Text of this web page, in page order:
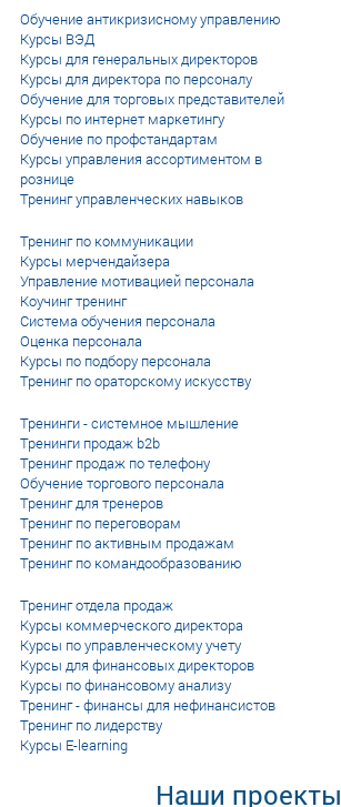
Обучение антикризисному управлению
Курсы ВЭД
Курсы для генеральных директоров
Курсы для директора по персоналу
Обучение для торговых представителей
Курсы по интернет маркетингу
Обучение по профстандартам
Курсы управления ассортиментом в
рознице
Тренинг управленческих навыков
Тренинг по коммуникации
Курсы мерчендайзера
Управление мотивацией персонала
Коучинг тренинг
Система обучения персонала
Оценка персонала
Курсы по подбору персонала
Тренинг по ораторскому искусству
Тренинги - системное мышление
Тренинги продаж b2b
Тренинг продаж по телефону
Обучение торгового персонала
Тренинг для тренеров
Тренинг по переговорам
Тренинг по активным продажам
Тренинг по командообразованию
Тренинг отдела продаж
Курсы коммерческого директора
Курсы по управленческому учету
Курсы для финансовых директоров
Курсы по финансовому анализу
Тренинг - финансы для нефинансистов
Тренинг по лидерству
Курсы E-learning
Наши проекты